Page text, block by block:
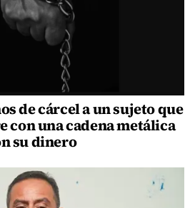
de cárcel a un sujeto que
con una cadena metálica
su dinero